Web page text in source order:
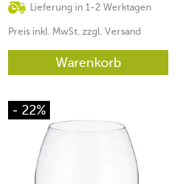
Lieferung in 1-2 Werktagen
Preis inkl. MwSt. zzgl. Versand
Warenkorb
- 22%